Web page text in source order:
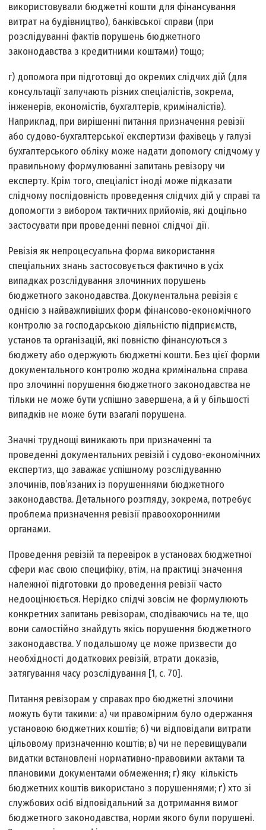
використовували бюджетні кошти для фінансування
витрат на будівництво), банківської справи (при
розслідуванні фактів порушень бюджетного
законодавства з кредитними коштами) тощо;
г) допомога при підготовці до окремих слідчих дій (для
консультації залучають різних спеціалістів, зокрема,
інженерів, економістів, бухгалтерів, криміналістів).
Наприклад, при вирішенні питання призначення ревізії
або судово-бухгалтерської експертизи фахівець у галузі
бухгалтерського обліку може надати допомогу слідчому у
правильному формулюванні запитань ревізору чи
експерту. Крім того, спеціаліст іноді може підказати
слідчому послідовність проведення слідчих дій у справі та
допомогти з вибором тактичних прийомів, які доцільно
застосувати при проведенні певної слідчої дії.
Ревізія як непроцесуальна форма використання
спеціальних знань застосовується фактично в усіх
випадках розслідування злочинних порушень
бюджетного законодавства. Документальна ревізія є
однією з найважливіших форм фінансово-економічного
контролю за господарською діяльністю підприємств,
установ та організацій, які повністю фінансуються з
бюджету або одержують бюджетні кошти. Без цієї форми
документального контролю жодна кримінальна справа
про злочинні порушення бюджетного законодавства не
тільки не може бути успішно завершена, а й у більшості
випадків не може бути взагалі порушена.
Значні труднощі виникають при призначенні та
проведенні документальних ревізій і судово-економічних
експертиз, що заважає успішному розслідуванню
злочинів, пов’язаних із порушеннями бюджетного
законодавства. Детального розгляду, зокрема, потребує
проблема призначення ревізії правоохоронними
органами.
Проведення ревізій та перевірок в установах бюджетної
сфери має свою специфіку, втім, на практиці значення
належної підготовки до проведення ревізії часто
недооцінюється. Нерідко слідчі зовсім не формулюють
конкретних запитань ревізорам, сподіваючись на те, що
вони самостійно знайдуть якісь порушення бюджетного
законодавства. У подальшому це може призвести до
необхідності додаткових ревізій, втрати доказів,
затягування часу розслідування [1, с. 70].
Питання ревізорам у справах про бюджетні злочини
можуть бути такими: а) чи правомірним було одержання
установою бюджетних коштів; б) чи відповідали витрати
цільовому призначенню коштів; в) чи не перевищували
видатки встановлені нормативно-правовими актами та
плановими документами обмеження; г) яку кількість
бюджетних коштів використано з порушеннями; ґ) хто зі
службових осіб відповідальний за дотримання вимог
бюджетного законодавства, норми якого були порушені.